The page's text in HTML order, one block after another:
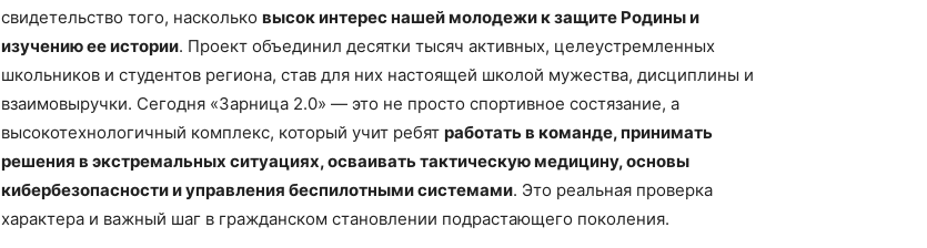
свидетельство того, насколько высок интерес нашей молодежи к защите Родины и
изучению ее истории. Проект объединил десятки тысяч активных, целеустремленных
школьников и студентов региона, став для них настоящей школой мужества, дисциплины и
взаимовыручки. Сегодня «Зарница 2.0» — это не просто спортивное состязание, а
высокотехнологичный комплекс, который учит ребят работать в команде, принимать
решения в экстремальных ситуациях, осваивать тактическую медицину, основы
кибербезопасностии управления беспилотными системами. Это реальная проверка
характера и важный шаг в гражданском становлении подрастающего поколения.